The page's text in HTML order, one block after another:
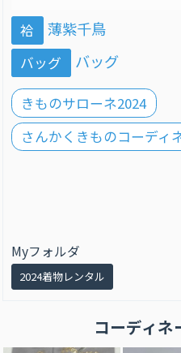
袷 薄紫千鳥
バッグ バッグ
きものサローネ2024
さんかくきものコーディ
Myフォルダ
2024着物レンタル
コーディネ